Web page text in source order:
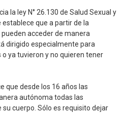
la ley N° 26.130 de Salud Sexual y
establece que a partir de la
acceder de manera
dirigido especialmente para
ya tuvieron y no quieren tener
que desde los 16 años las
autónoma todas las
cuerpo. Sólo es requisito dejar